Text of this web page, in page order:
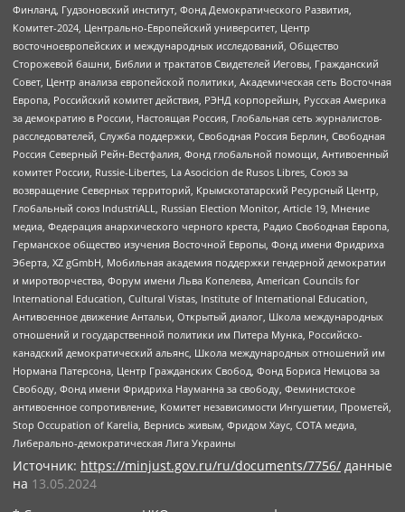
Финланд, Гудзоновский институт, Фонд Демократического Развития,
Комитет-2024, Центрально-Европейский университет, Центр
восточноевропейских и международных исследований, Общество
Сторожевой башни, Библии и трактатов Свидетелей Иеговы, Гражданский
Совет, Центр анализа европейской политики, Академическая сеть Восточная
Европа, Российский комитет действия, РЭНД корпорейшн, Русская Америка
за демократию в России, Настоящая Россия, Глобальная сеть журналистов-
расследователей, Служба поддержки, Свободная Россия Берлин, Свободная
Россия Северный Рейн-Вестфалия, Фонд глобальной помощи, Антивоенный
комитет России, Russie-Libertes, La Asocicion de Rusos Libres, Союз за
возвращение Северных территорий, Крымскотатарский Ресурсный Центр,
Глобальный союз IndustriALL, Russian Election Monitor, Article 19, Мнение
медиа, Федерация анархического черного креста, Радио Свободная Европа,
Германское общество изучения Восточной Европы, Фонд имени Фридриха
Эберта, XZ gGmbH, Мобильная академия поддержки гендерной демократии
и миротворчества, Форум имени Льва Копелева, American Councils for
International Education, Cultural Vistas, Institute of International Education,
Антивоенное движение Антальи, Открытый диалог, Школа международных
отношений и государственной политики им Питера Мунка, Российско-
канадский демократический альянс, Школа международных отношений им
Нормана Патерсона, Центр Гражданских Свобод, Фонд Бориса Немцова за
Свободу, Фонд имени Фридриха Науманна за свободу, Феминистское
антивоенное сопротивление, Комитет независимости Ингушетии, Прометей,
Stop Occupation of Karelia, Вернись живым, Фридом Хаус, СОТА медиа,
Либерально-демократическая Лига Украины
Источник: https://minjust.gov.ru/ru/documents/7756/ данные
на 13.05.2024